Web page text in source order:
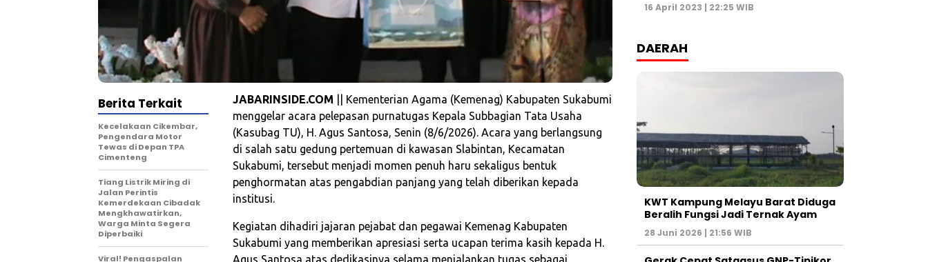
JABARINSIDE.COM || Kementerian Agama (Kemenag) Kabupaten Sukabumi
menggelar acara pelepasan purnatugas Kepala Subbagian Tata Usaha
(Kasubag TU), H. Agus Santosa, Senin (8/6/2026). Acara yang berlangsung
di salah satu gedung pertemuan di kawasan Slabintan, Kecamatan
Sukabumi, tersebut menjadi momen penuh haru sekaligus bentuk
penghormatan atas pengabdian panjang yang telah diberikan kepada
institusi.
Kegiatan dihadiri jajaran pejabat dan pegawai Kemenag Kabupaten
Sukabumi yang memberikan apresiasi serta ucapan terima kasih kepada H.
Agus Santosa atas dedikasinya selama menjalankan tugas sebagai
Berita Terkait
Kecelakaan Cikembar,
Pengendara Motor
Tewas di Depan TPA
Cimenteng
Tiang Listrik Miring di
Jalan Perintis
Kemerdekaan Cibadak
Mengkhawatirkan,
Warga Minta Segera
Diperbaiki
Viral! Pengaspalan
16 April 2023 | 22:25 WIB
DAERAH
KWT Kampung Melayu Barat Diduga
Beralih Fungsi Jadi Ternak Ayam
28 Juni 2026 | 21:56 WIB